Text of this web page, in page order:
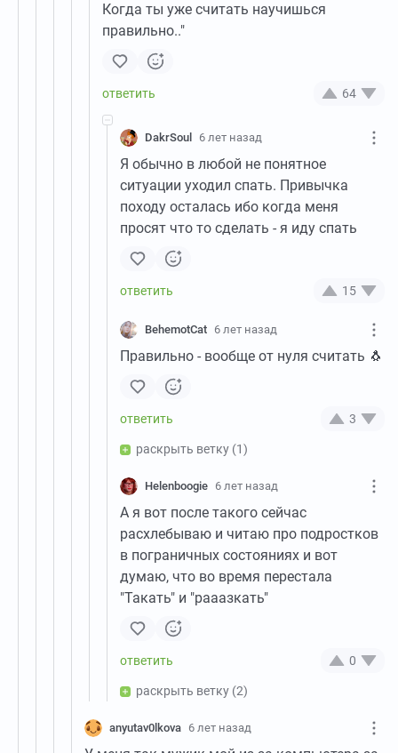
Когда ты уже считать научишься
правильно.."
64
DakrSoul 6 лет назад
Я обычно в любой не понятное
ситуации уходил спать. Привычка
походу осталась ибо когда меня
просят что то сделать - я иду спать
15
BehemotCat 6 лет назад
Правильно - вообще от нуля считать 🐧
3
раскрыть ветку (1)
Helenboogie 6 лет назад
А я вот после такого сейчас
расхлебываю и читаю про подростков
в пограничных состояниях и вот
думаю, что во время перестала
"Такать" и "рааазкать"
0
раскрыть ветку (2)
anyutav0lkova 6 лет назад